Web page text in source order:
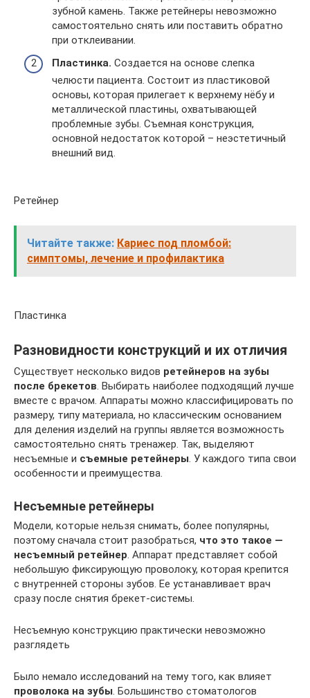
зубной камень. Также ретейнеры невозможно
самостоятельно снять или поставить обратно
при отклеивании.
Пластинка. Создается на основе слепка
челюсти пациента. Состоит из пластиковой
основы, которая прилегает к верхнему нёбу и
металлической пластины, охватывающей
проблемные зубы. Съемная конструкция,
основной недостаток которой – неэстетичный
внешний вид.
Ретейнер
Читайте также: Кариес под пломбой:
симптомы, лечение и профилактика
Пластинка
Разновидности конструкций и их отличия
Существует несколько видов ретейнеров на зубы
после брекетов. Выбирать наиболее подходящий лучше
вместе с врачом. Аппараты можно классифицировать по
размеру, типу материала, но классическим основанием
для деления изделий на группы является возможность
самостоятельно снять тренажер. Так, выделяют
несъемные и съемные ретейнеры. У каждого типа свои
особенности и преимущества.
Несъемные ретейнеры
Модели, которые нельзя снимать, более популярны,
поэтому сначала стоит разобраться, что это такое —
несъемный ретейнер. Аппарат представляет собой
небольшую фиксирующую проволоку, которая крепится
с внутренней стороны зубов. Ее устанавливает врач
сразу после снятия брекет-системы.
Несъемную конструкцию практически невозможно
разглядеть
Было немало исследований на тему того, как влияет
проволока на зубы. Большинство стоматологов